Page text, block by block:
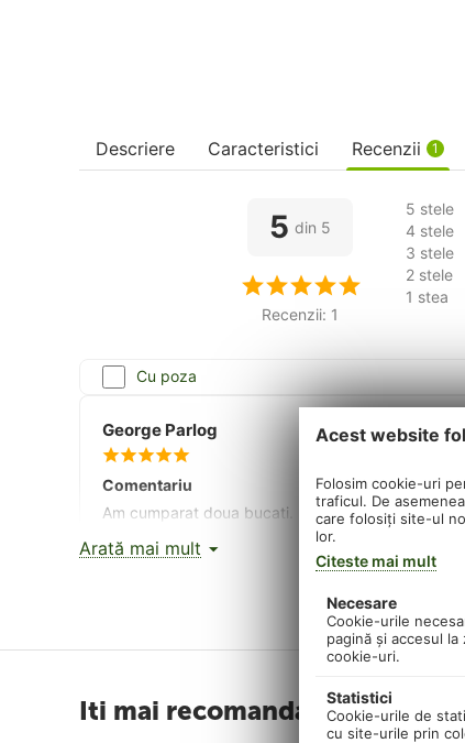
Descriere Caracteristici Recenzii 1
5 din 5
Recenzii: 1
5 stele
4 stele
3 stele
2 stele
1 stea
Cu poza
George Parlog
Comentariu
Am cumparat doua bucati. Foarte bune. Le-am
desuruband la ele, sunt zdravene, se tin bine in
discului. Am lucrat cu 30 kile pe brat fara
DHS Fitness | 27.09.2022 13:39
Arată mai mult
Iti mai recomandam si
Acest website
Folosim cookie-uri
traficul. De
care folosiți site-ul
lor.
Citeste mai mult
Necesare
Cookie-urile
pagină şi accesul
cookie-uri.
Statistici
Cookie-urile de
cu site-urile prin